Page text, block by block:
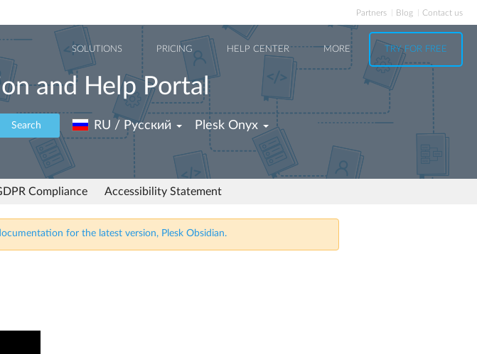
Partners Blog Contact us
SOLUTIONS PRICING HELP CENTER MORE TRY FOR FREE
and Help Portal
Search RU / Русский Plesk Onyx
Compliance Accessibility Statement
for the latest version, Plesk Obsidian.